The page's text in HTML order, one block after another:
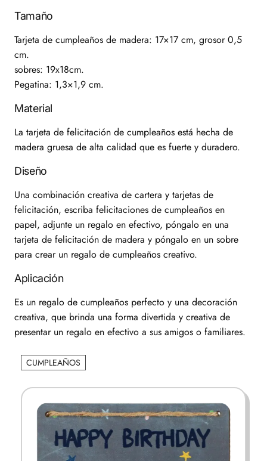
Tamaño
Tarjeta de cumpleaños de madera: 17×17 cm, grosor 0,5
cm.
sobres: 19x18cm.
Pegatina: 1,3×1,9 cm.
Material
La tarjeta de felicitación de cumpleaños está hecha de
madera gruesa de alta calidad que es fuerte y duradero.
Diseño
Una combinación creativa de cartera y tarjetas de
felicitación, escriba felicitaciones de cumpleaños en
papel, adjunte un regalo en efectivo, póngalo en una
tarjeta de felicitación de madera y póngalo en un sobre
para crear un regalo de cumpleaños creativo.
Aplicación
Es un regalo de cumpleaños perfecto y una decoración
creativa, que brinda una forma divertida y creativa de
presentar un regalo en efectivo a sus amigos o familiares.
CUMPLEAÑOS